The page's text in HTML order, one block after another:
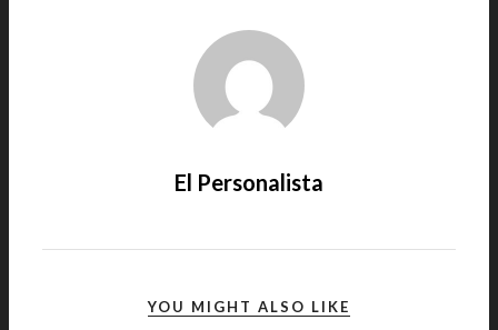
El Personalista
YOU MIGHT ALSO LIKE